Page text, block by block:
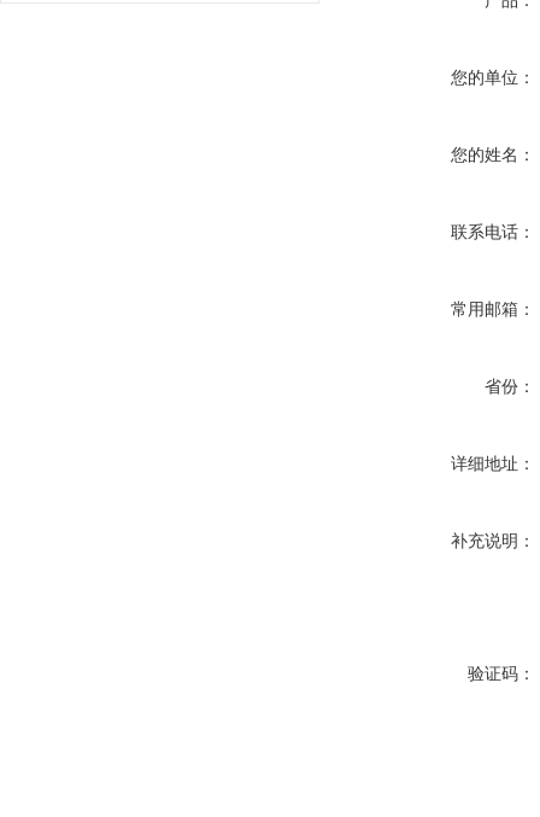
您的单位：
您的姓名：
联系电话：
常用邮箱：
省份：
详细地址：
补充说明：
验证码：